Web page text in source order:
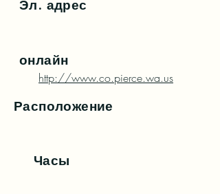
Эл. адрес
онлайн
http://www.co.pierce.wa.us
Расположение
Часы